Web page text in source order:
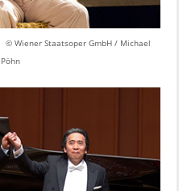
© Wiener Staatsoper GmbH / Michael
Pöhn